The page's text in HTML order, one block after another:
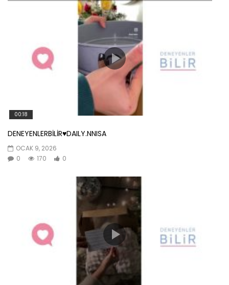
00:18
DENEYENLERBİLİR♥️DAILY.NNISA
OCAK 9, 2026
0
170 0